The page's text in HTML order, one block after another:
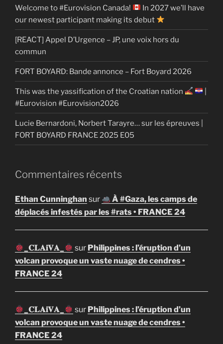
Welcome to #Eurovision Canada!
In 2027 we’ll have
our newest participant making its debut
[REACT] Appel D’Urgence – JP, une voix hors du
commun
FORT BOYARD: Bande annonce – Fort Boyard 2026
This was the yassification of the Croatian nation
#Eurovision #Eurovision2026
Lucie Bernardoni, Norbert Tarayre… sur les épreuves |
FORT BOYARD FRANCE 2025 E05
Commentaires récents
Ethan Cunninghan sur
À #Gaza, les camps de
déplacés infestés par les #rats • FRANCE 24
_𝐂𝐋𝐀𝐢𝐕𝐀_ sur Philippines : l’éruption d’un
volcan provoque un vaste nuage de cendres •
FRANCE 24
_𝐂𝐋𝐀𝐢𝐕𝐀_ sur Philippines : l’éruption d’un
volcan provoque un vaste nuage de cendres •
FRANCE 24